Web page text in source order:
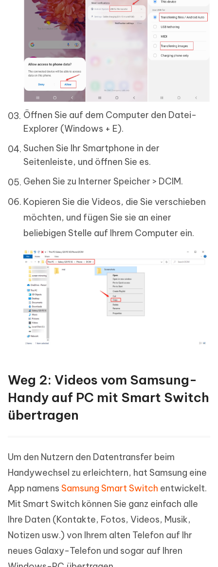
Öffnen Sie auf dem Computer den Datei-
Explorer (Windows + E).
Suchen Sie Ihr Smartphone in der
Seitenleiste, und öffnen Sie es.
Gehen Sie zu Interner Speicher > DCIM.
Kopieren Sie die Videos, die Sie verschieben
möchten, und fügen Sie sie an einer
beliebigen Stelle auf Ihrem Computer ein.
Weg 2: Videos vom Samsung-
Handy auf PC mit Smart Switch
übertragen
Um den Nutzern den Datentransfer beim
Handywechsel zu erleichtern, hat Samsung eine
App namens Samsung Smart Switch entwickelt.
Mit Smart Switch können Sie ganz einfach alle
Ihre Daten (Kontakte, Fotos, Videos, Musik,
Notizen usw.) von Ihrem alten Telefon auf Ihr
neues Galaxy-Telefon und sogar auf Ihren